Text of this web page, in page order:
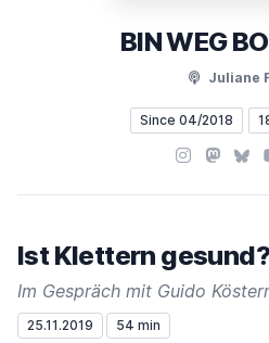
BIN WEG
Juliane
Since 04/2018
Instagram
Ist Klettern gesund?
Im Gespräch mit Guido
25.11.2019
54 min